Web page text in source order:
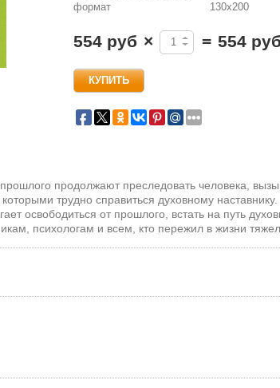
формат
130х200
554 руб × = 554 руб
продолжают преследовать человека,
трудно справиться духовному наставнику.
освободиться от прошлого, встать на путь
психологам и всем, кто пережил в жизни